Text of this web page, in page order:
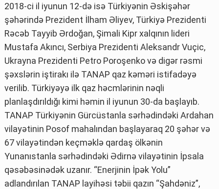
2018-ci il iyunun 12-də isə Türkiyənin Əskişəhər
şəhərində Prezident İlham Əliyev, Türkiyə Prezidenti
Rəcəb Tayyib Ərdoğan, Şimali Kipr xalqının lideri
Mustafa Akıncı, Serbiya Prezidenti Aleksandr Vuçic,
Ukrayna Prezidenti Petro Poroşenko və digər rəsmi
şəxslərin iştirakı ilə TANAP qaz kəməri istifadəyə
verilib. Türkiyəyə ilk qaz həcmlərinin nəqli
planlaşdırıldığı kimi həmin il iyunun 30-da başlayıb.
TANAP Türkiyənin Gürcüstanla sərhədindəki Ardahan
vilayətinin Posof mahalından başlayaraq 20 şəhər və
67 vilayətindən keçməklə qardaş ölkənin
Yunanıstanla sərhədindəki Ədirnə vilayətinin İpsala
qəsəbəsinədək uzanır. “Enerjinin İpək Yolu”
adlandırılan TANAP layihəsi təbii qazın “Şahdəniz”,